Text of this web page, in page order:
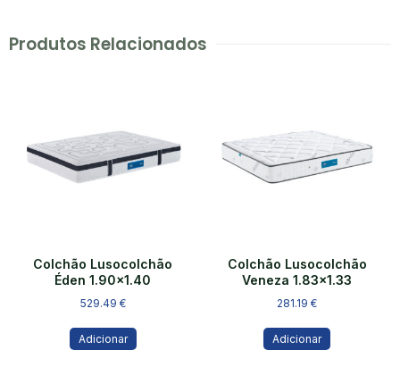
Produtos Relacionados
Colchão Lusocolchão
Éden 1.90×1.40
529.49 €
Adicionar
Colchão Lusocolchão
Veneza 1.83×1.33
281.19€
Adicionar